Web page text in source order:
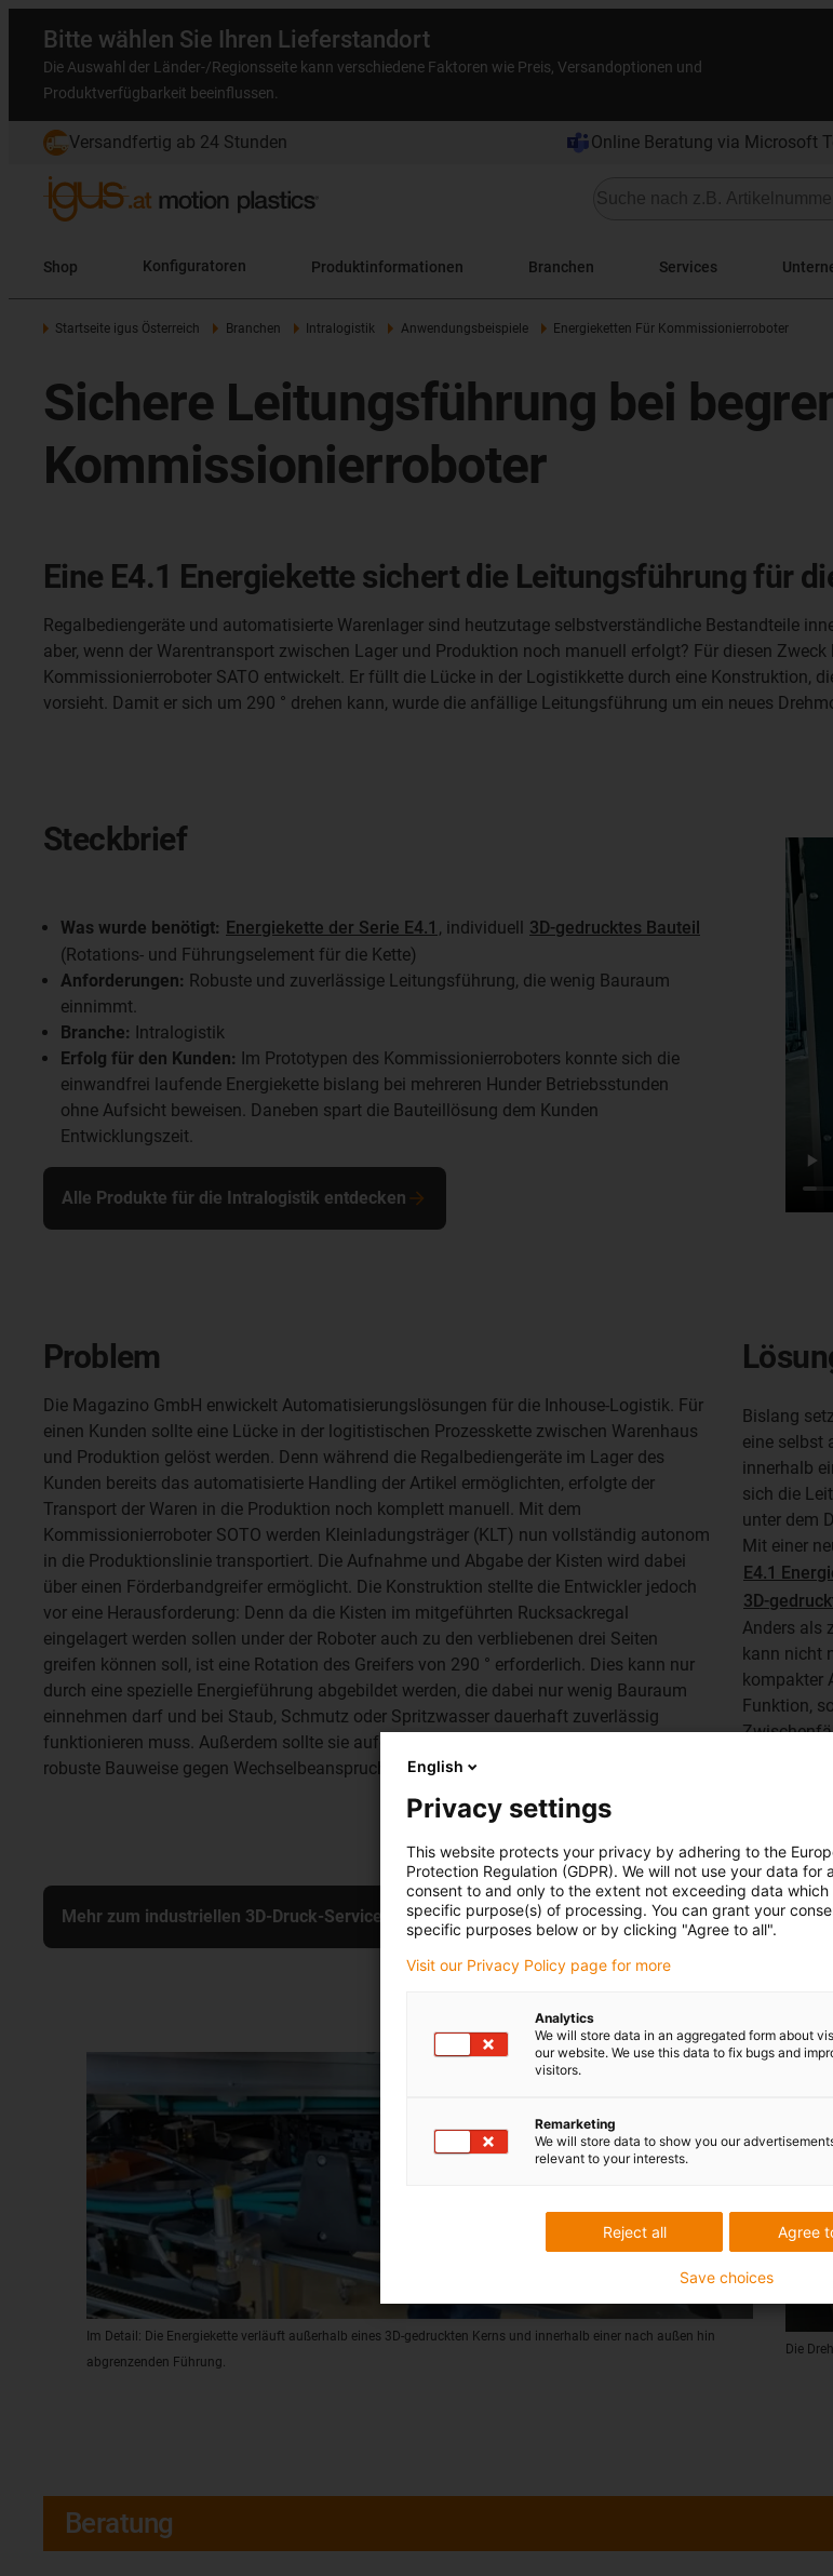
Bitte wählen Sie Ihren Lieferstandort
Die Auswahl der Länder-/Regionsseite kann verschiedene Faktoren wie Preis, Versandoptionen und
Produktverfügbarkeit beeinflussen.
Versandfertig ab 24 Stunden Online Beratung via Microsoft
Shop Konfiguratoren Produktinformationen Branchen Services
Startseite igus Österreich Branchen Intralogistik Anwendungsbeispiele Energieketten Für Kommissionierroboter
Sichere Leitungsführung bei
Kommissionierroboter
Eine E4.1 Energiekette sichert die Leitungsführung für
Regalbediengeräte und automatisierte Warenlager sind heutzutage selbstverständliche Bestandteile
aber, wenn der Warentransport zwischen Lager und Produktion noch manuell erfolgt? Für diesen
Kommissionierroboter SATO entwickelt. Er füllt die Lücke in der Logistikkette durch eine Konstruktion,
vorsieht. Damit er sich um 290 ° drehen kann, wurde die anfällige Leitungsführung um ein neues
Steckbrief
Was wurde benötigt: Energiekette der Serie E4.1 , individuell 3D-gedrucktes Bauteil
(Rotations- und Führungselement für die Kette)
Anforderungen: Robuste und zuverlässige Leitungsführung, die wenig Bauraum
einnimmt.
Branche: Intralogistik
Erfolg für den Kunden: Im Prototypen des Kommissionierroboters konnte sich die
einwandfrei laufende Energiekette bislang bei mehreren Hunder Betriebsstunden
ohne Aufsicht beweisen. Daneben spart die Bauteillösung dem Kunden
Entwicklungszeit.
Alle Produkte für die Intralogistik entdecken
Problem
Die Magazino GmbH enwickelt Automatisierungslösungen für die Inhouse-Logistik. Für
einen Kunden sollte eine Lücke in der logitistischen Prozesskette zwischen Warenhaus
und Produktion gelöst werden. Denn während die Regalbediengeräte im Lager des
Kunden bereits das automatisierte Handling der Artikel ermöglichten, erfolgte der
Transport der Waren in die Produktion noch komplett manuell. Mit dem
Kommissionierroboter SOTO werden Kleinladungsträger (KLT) nun vollständig autonom
in die Produktionslinie transportiert. Die Aufnahme und Abgabe der Kisten wird dabei
über einen Förderbandgreifer ermöglicht. Die Konstruktion stellte die Entwickler jedoch
vor eine Herausforderung: Denn da die Kisten im mitgeführten Rucksackregal
eingelagert werden sollen under der Roboter auch zu den verbliebenen drei Seiten
greifen können soll, ist eine Rotation des Greifers von 290 ° erforderlich. Dies kann nur
durch eine spezielle Energieführung abgebildet werden, die dabei nur wenig Bauraum
einnehmen darf und bei Staub, Schmutz oder Spritzwasser dauerhaft zuverlässig
funktionieren muss. Außerdem sollte sie aufgrund der Umgebungsbedingungen eine
robuste Bauweise gegen Wechselbeanspruchung aufweisen.
Bislang
eine selbst
innerhalb
sich die
unter dem
Mit einer
E4.1
3D-
Anders als
kann nicht
kompakter
Funktion,
Systems
Mehr zum industriellen 3D-Druck-Service erfahren Mehr zur
Im Detail: Die Energiekette verläuft außerhalb eines 3D-gedruckten Kerns und innerhalb einer nach außen hin
abgrenzenden Führung.
Die
Beratung
English
Privacy settings
This website protects your privacy by adhering to the
Protection Regulation (GDPR). We will not use your data
consent to and only to the extent not exceeding data which
specific purpose(s) of processing. You can grant your
specific purposes below or by clicking "Agree to all".
Visit our Privacy Policy page for more
Analytics
We will store data in an aggregated form about
our website. We use this data to fix bugs and
visitors.
Remarketing
We will store data to show you our
relevant to your interests.
Agree
Reject all
Save choices